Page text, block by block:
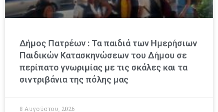
Δήμος Πατρέων : Τα παιδιά των Ημερήσιων
Παιδικών Κατασκηνώσεων του Δήμου σε
περίπατο γνωριμίας με τις σκάλες και τα
σιντριβάνια της πόλης μας
8 Αυγούστου, 2026